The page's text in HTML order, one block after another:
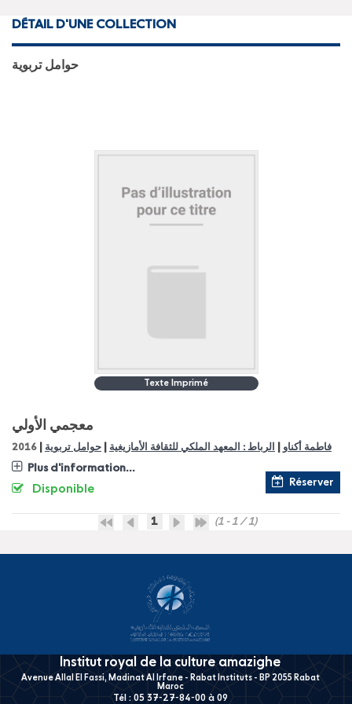
DÉTAIL D'UNE COLLECTION
حوامل تربوية
Texte Imprimé
معجمي الأولي
فاطمة أكناو الرباط : المعهد الملكي للثقافة الأمازيغية حوامل تربوية 2016
Plus d'information...
Réserver
Disponible
1 (1 - 1 / 1)
Institut royal de la culture amazighe
Avenue Allal El Fassi, Madinat Al Irfane - Rabat Instituts - BP 2055 Rabat
Maroc
Tél : 05 37-27-84-00 à 09